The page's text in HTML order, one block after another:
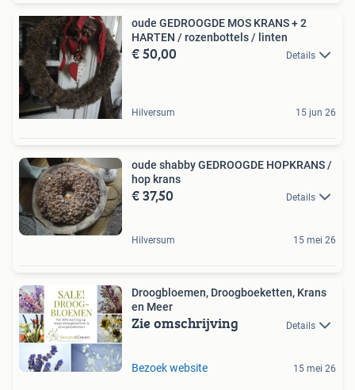
oude GEDROOGDE MOS KRANS + 2
HARTEN / rozenbottels / linten
€ 50,00 Details
Hilversum 15 jun 26
oude shabby GEDROOGDE HOPKRANS /
hop krans
€ 37,50 Details
Hilversum 15 mei 26
Droogbloemen, Droogboeketten, Krans
en Meer
Zie omschrijving Details
Bezoek website 15 mei 26